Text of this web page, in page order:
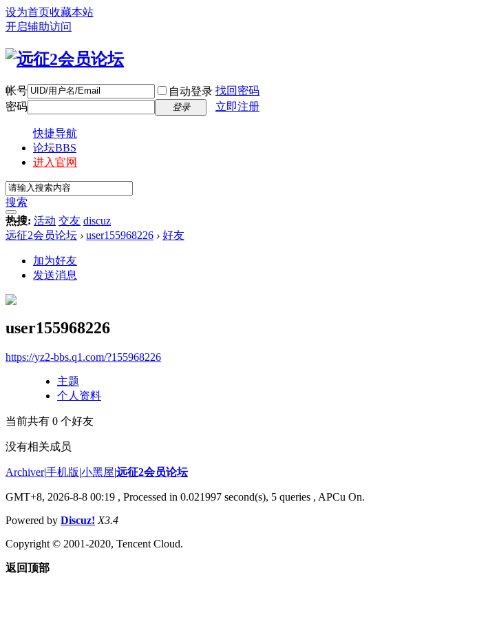
设为首页收藏本站
开启辅助访问
帐号 自动登录 找回密码
密码
登录 立即注册
快捷导航
论坛BBS
进入官网
搜索
热搜: 活动 交友 discuz
远征2会员论坛 › user155968226 › 好友
加为好友
发送消息
user155968226
https://yz2-bbs.q1.com/?155968226
主题
个人资料
当前共有 0 个好友
没有相关成员
Archiver|手机版|小黑屋|远征2会员论坛
GMT+8, 2026-8-8 00:19 , Processed in 0.021997 second(s), 5 queries , APCu On.
Powered by Discuz! X3.4
Copyright © 2001-2020, Tencent Cloud.
返回顶部